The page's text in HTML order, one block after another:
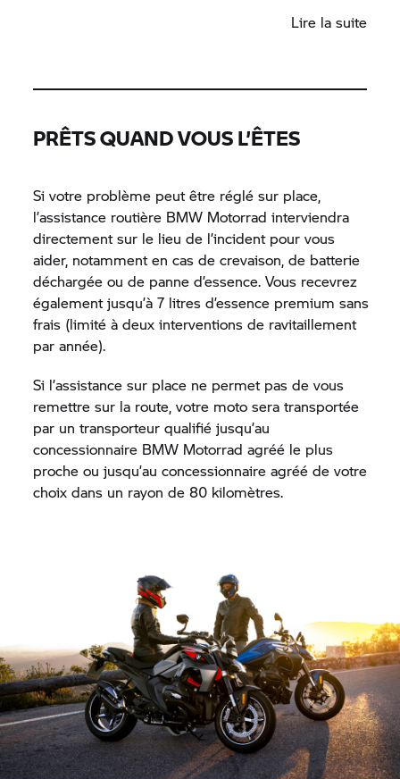
GPS Lat-Long depuis un téléphone intelligent
Numéro de téléphone pour rappel au cas où
Description du problème de votre moto ou
efficacement).
Concessionaire BMW Motorrad préféré si un
transport est nécessaire.
Lire la suite
PRÊTS QUAND VOUS L’ÊTES
Si votre problème peut être réglé sur place,
l’assistance routière BMW Motorrad interviendra
directement sur le lieu de l’incident pour vous
aider, notamment en cas de crevaison, de batterie
déchargée ou de panne d’essence. Vous recevrez
également jusqu’à 7 litres d’essence premium sans
frais (limité à deux interventions de ravitaillement
par année).
Si l’assistance sur place ne permet pas de vous
remettre sur la route, votre moto sera transportée
par un transporteur qualifié jusqu’au
concessionnaire BMW Motorrad agréé le plus
proche ou jusqu’au concessionnaire agréé de votre
choix dans un rayon de 80 kilomètres.